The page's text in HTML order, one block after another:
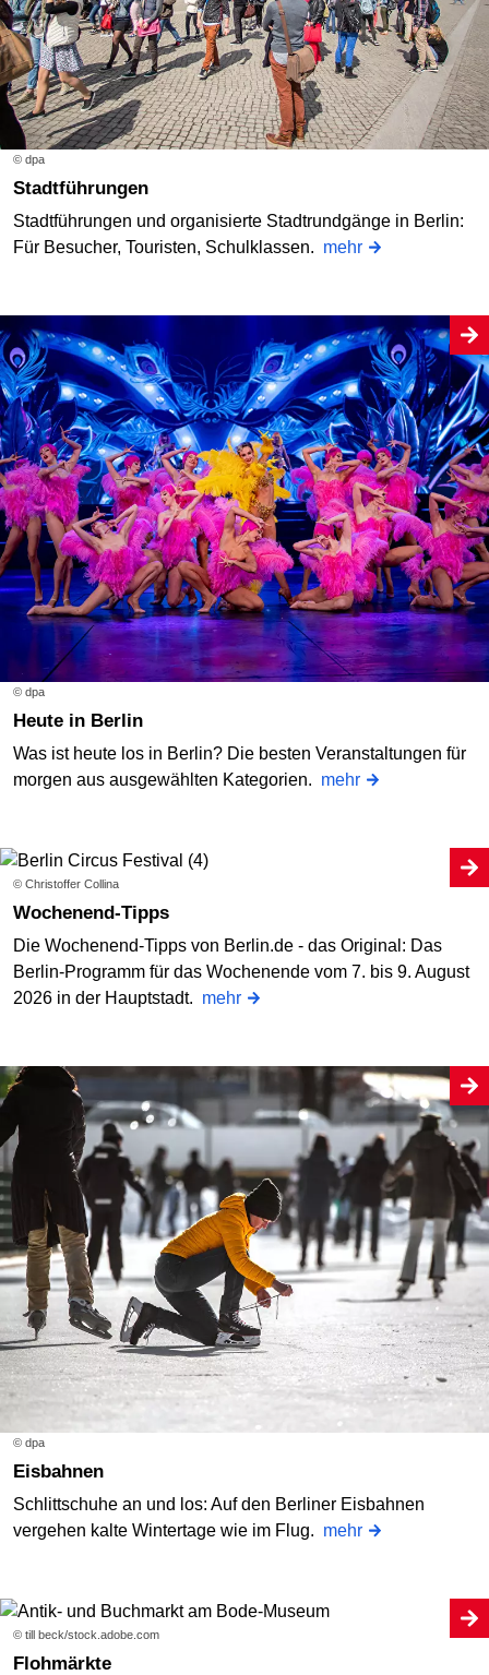
© dpa
Stadtführungen
Stadtführungen und organisierte Stadtrundgänge in Berlin:
Für Besucher, Touristen, Schulklassen. mehr
© dpa
Heute in Berlin
Was ist heute los in Berlin? Die besten Veranstaltungen für
morgen aus ausgewählten Kategorien. mehr
© Christoffer Collina
Wochenend-Tipps
Die Wochenend-Tipps von Berlin.de - das Original: Das
Berlin-Programm für das Wochenende vom 7. bis 9. August
2026 in der Hauptstadt. mehr
© dpa
Eisbahnen
Schlittschuhe an und los: Auf den Berliner Eisbahnen
vergehen kalte Wintertage wie im Flug. mehr
© till beck/stock.adobe.com
Flohmärkte